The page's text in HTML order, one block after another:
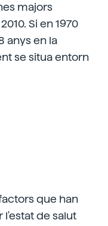
majors
Si en 1970
anys en la
se situa entorn
que han
de salut